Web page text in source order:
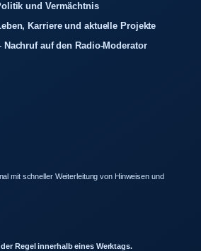
und Vermächtnis
Karriere und aktuelle Projekte
Nachruf auf den Radio-Moderator
mit schneller Weiterleitung von Hinweisen und
Regel innerhalb eines Werktags.